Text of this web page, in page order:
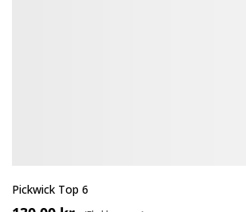
Pickwick Top 6